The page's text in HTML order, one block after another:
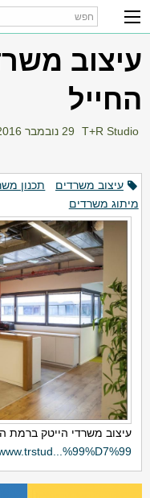
עיצוב
החייל
T+R Studio 29 נובמבר 2016
עיצוב משרדים תכנון
מיתוג משרדים
עיצוב משרדי הייטק ברמת